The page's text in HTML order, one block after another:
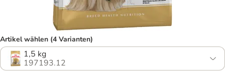
Artikel wählen (4 Varianten)
1,5 kg
197193.12